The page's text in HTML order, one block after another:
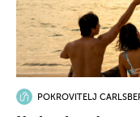
POKROVITELJ